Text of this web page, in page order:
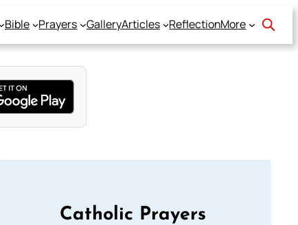
Bible Prayers GalleryArticles ReflectionMore
Catholic Prayers